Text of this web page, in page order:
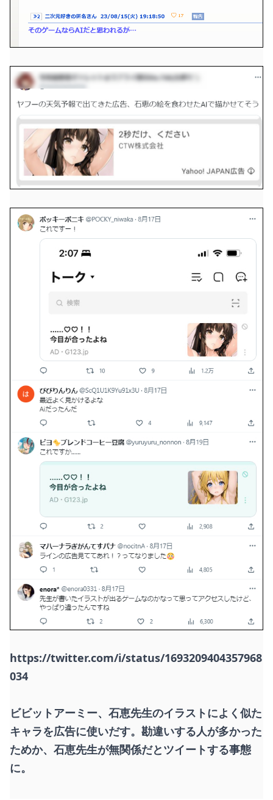
https://twitter.com/i/status/1693209404357968
034
ビビットアーミー、石恵先生のイラストによく似た
キャラを広告に使いだす。勘違いする人が多かった
ためか、石恵先生が無関係だとツイートする事態
に。